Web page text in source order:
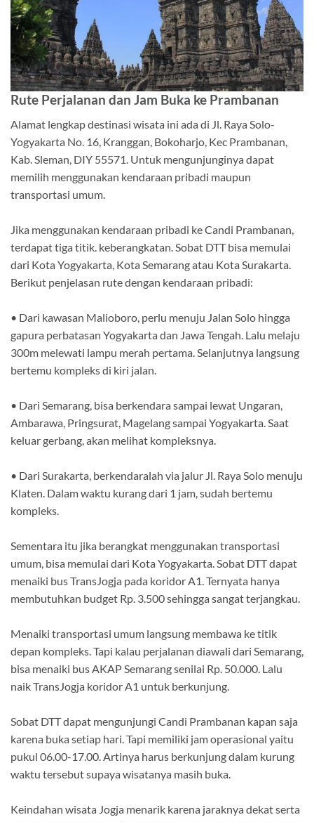
Rute Perjalanan dan Jam Buka ke Prambanan
Alamat lengkap destinasi wisata ini ada di Jl. Raya Solo-
Yogyakarta No. 16, Kranggan, Bokoharjo, Kec Prambanan,
Kab. Sleman, DIY 55571. Untuk mengunjunginya dapat
memilih menggunakan kendaraan pribadi maupun
transportasi umum.
Jika menggunakan kendaraan pribadi ke Candi Prambanan,
terdapat tiga titik. keberangkatan. Sobat DTT bisa memulai
dari Kota Yogyakarta, Kota Semarang atau Kota Surakarta.
Berikut penjelasan rute dengan kendaraan pribadi:
• Dari kawasan Malioboro, perlu menuju Jalan Solo hingga
gapura perbatasan Yogyakarta dan Jawa Tengah. Lalu melaju
300m melewati lampu merah pertama. Selanjutnya langsung
bertemu kompleks di kiri jalan.
• Dari Semarang, bisa berkendara sampai lewat Ungaran,
Ambarawa, Pringsurat, Magelang sampai Yogyakarta. Saat
keluar gerbang, akan melihat kompleksnya.
• Dari Surakarta, berkendaralah via jalur Jl. Raya Solo menuju
Klaten. Dalam waktu kurang dari 1 jam, sudah bertemu
kompleks.
Sementara itu jika berangkat menggunakan transportasi
umum, bisa memulai dari Kota Yogyakarta. Sobat DTT dapat
menaiki bus TransJogja pada koridor A1. Ternyata hanya
membutuhkan budget Rp. 3.500 sehingga sangat terjangkau.
Menaiki transportasi umum langsung membawa ke titik
depan kompleks. Tapi kalau perjalanan diawali dari Semarang,
bisa menaiki bus AKAP Semarang senilai Rp. 50.000. Lalu
naik TransJogja koridor A1 untuk berkunjung.
Sobat DTT dapat mengunjungi Candi Prambanan kapan saja
karena buka setiap hari. Tapi memiliki jam operasional yaitu
pukul 06.00-17.00. Artinya harus berkunjung dalam kurung
waktu tersebut supaya wisatanya masih buka.
Keindahan wisata Jogja menarik karena jaraknya dekat serta